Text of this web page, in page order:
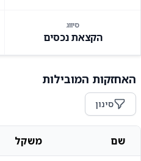
סיווג
הקצאת נכסים
האחזקות המובילות
סינון
שם משקל